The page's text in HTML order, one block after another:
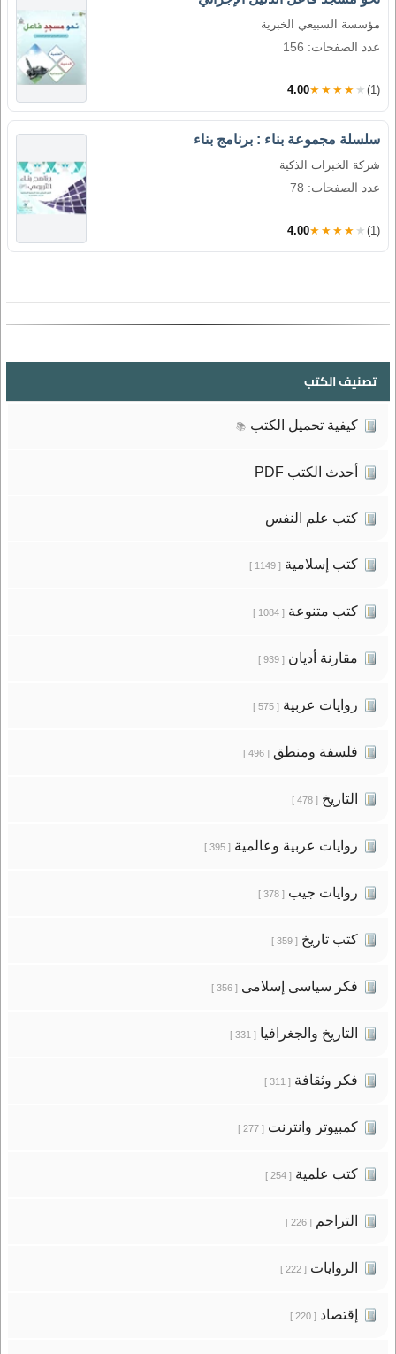
مؤسسة السبيعي الخبرية
عدد الصفحات: 156
4.00★★★★★ (1)
سلسلة مجموعة بناء : برنامج بناء
شركة الخبرات الذكية
عدد الصفحات: 78
4.00★★★★★ (1)
تصنيف الكتب
كيفية تحميل الكتب 📚
أحدث الكتب PDF
كتب علم النفس
كتب إسلامية[ 1149 ]
كتب متنوعة[ 1084 ]
مقارنة أديان[ 939 ]
روايات عربية[ 575 ]
فلسفة ومنطق[ 496 ]
التاريخ[ 478 ]
روايات عربية وعالمية[ 395 ]
روايات جيب[ 378 ]
كتب تاريخ[ 359 ]
فكر سياسى إسلامى[ 356 ]
التاريخ والجغرافيا[ 331 ]
فكر وثقافة[ 311 ]
كمبيوتر وانترنت[ 277 ]
كتب علمية[ 254 ]
التراجم[ 226 ]
الروايات[ 222 ]
إقتصاد[ 220 ]